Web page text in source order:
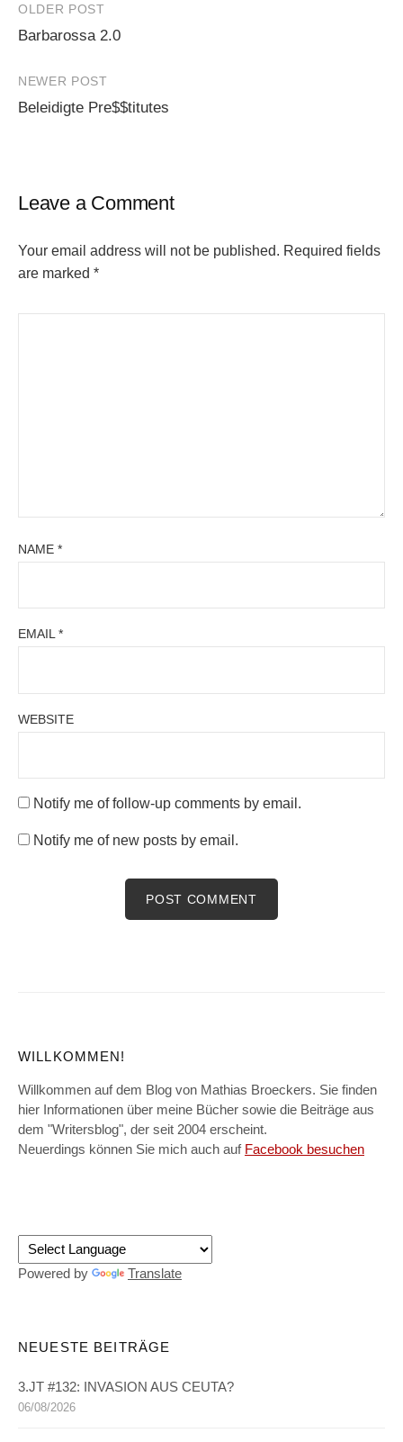
Post
navigation
OLDER POST
Barbarossa 2.0
NEWER POST
Beleidigte Pre$$titutes
Leave a Comment
Your email address will not be published. Required fields
are marked *
NAME *
EMAIL*
WEBSITE
Notify me of follow-up comments by email.
Notify me of new posts by email.
WILLKOMMEN!
Willkommen auf dem Blog von Mathias Broeckers. Sie finden
hier Informationen über meine Bücher sowie die Beiträge aus
dem "Writersblog", der seit 2004 erscheint.
Neuerdings können Sie mich auch auf Facebook besuchen
Powered by Translate
NEUESTE BEITRÄGE
3.JT #132: INVASION AUS CEUTA?
06/08/2026